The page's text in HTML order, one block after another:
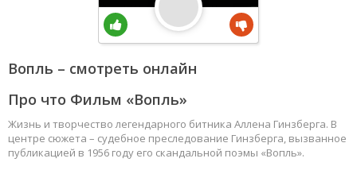
Вопль – смотреть онлайн
Про что Фильм «Вопль»
Жизнь и творчество легендарного битника Аллена Гинзберга. В
центре сюжета – судебное преследование Гинзберга, вызванное
публикацией в 1956 году его скандальной поэмы «Вопль».